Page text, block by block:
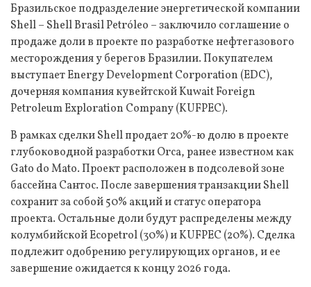
Бразильское подразделение энергетической компании
Shell – Shell Brasil Petróleo – заключило соглашение о
продаже доли в проекте по разработке нефтегазового
месторождения у берегов Бразилии. Покупателем
выступает Energy Development Corporation (EDC),
дочерняя компания кувейтской Kuwait Foreign
Petroleum Exploration Company (KUFPEC).
В рамках сделки Shell продает 20%-ю долю в проекте
глубоководной разработки Orca, ранее известном как
Gato do Mato. Проект расположен в подсолевой зоне
бассейна Сантос. После завершения транзакции Shell
сохранит за собой 50% акций и статус оператора
проекта. Остальные доли будут распределены между
колумбийской Ecopetrol (30%) и KUFPEC (20%). Сделка
подлежит одобрению регулирующих органов, и ее
завершение ожидается к концу 2026 года.